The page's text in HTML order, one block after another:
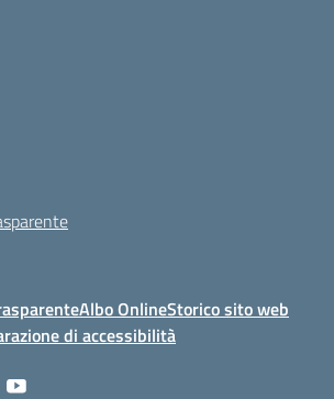
Albo OnlineStorico sito web
di accessibilità